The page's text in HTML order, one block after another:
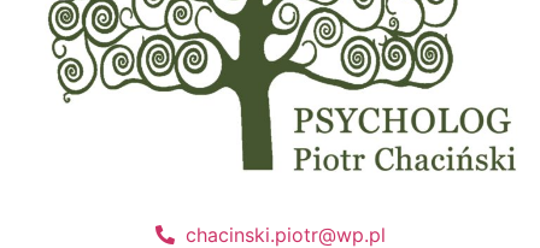
chacinski.piotr@wp.pl